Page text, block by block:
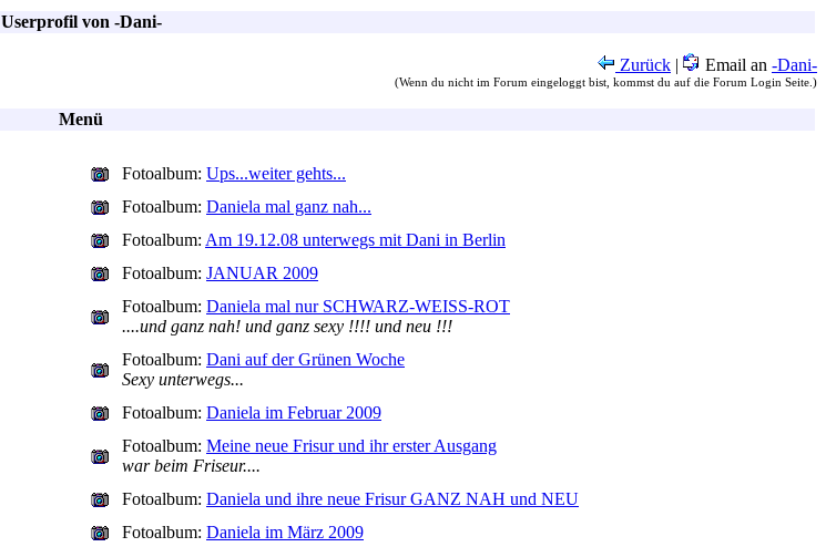
Userprofil von -Dani-
Zurück | Email an -Dani-
(Wenn du nicht im Forum eingeloggt bist, kommst du auf die Forum Login Seite.)
Menü
Fotoalbum: Ups...weiter gehts...
Fotoalbum: Daniela mal ganz nah...
Fotoalbum: Am 19.12.08 unterwegs mit Dani in Berlin
Fotoalbum: JANUAR 2009
Fotoalbum: Daniela mal nur SCHWARZ-WEISS-ROT
....und ganz nah! und ganz sexy !!!! und neu !!!
Fotoalbum: Dani auf der Grünen Woche
Sexy unterwegs...
Fotoalbum: Daniela im Februar 2009
Fotoalbum: Meine neue Frisur und ihr erster Ausgang
war beim Friseur....
Fotoalbum: Daniela und ihre neue Frisur GANZ NAH und NEU
Fotoalbum: Daniela im März 2009